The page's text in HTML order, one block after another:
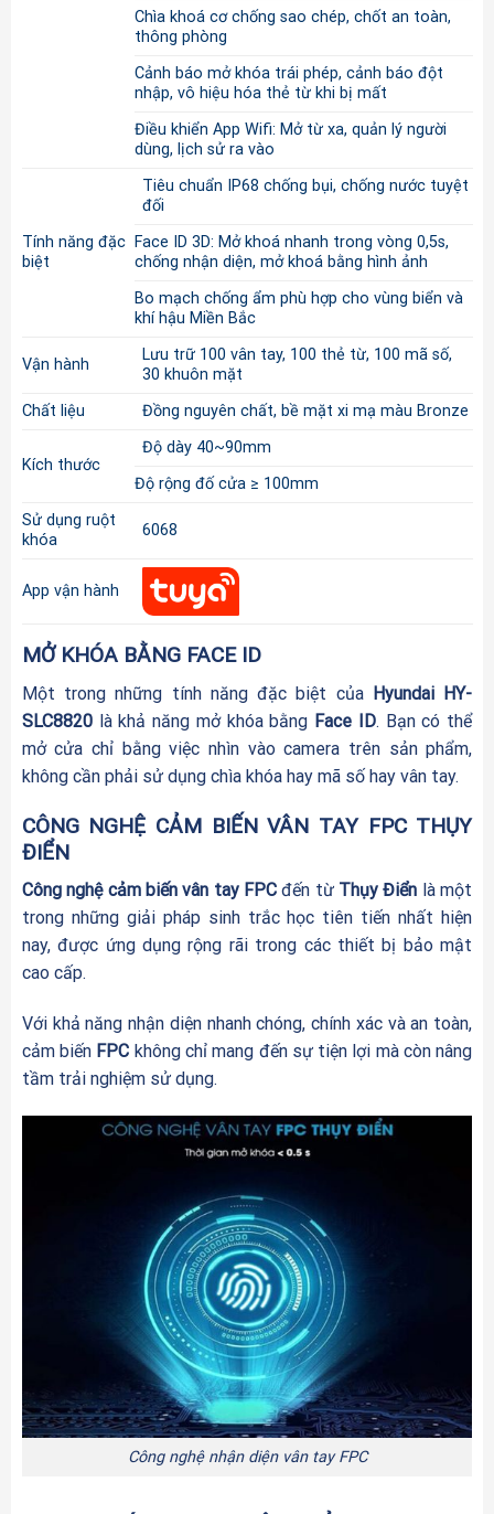
Chìa khoá cơ chống sao chép, chốt an toàn,
thông phòng
Cảnh báo mở khóa trái phép, cảnh báo đột
nhập, vô hiệu hóa thẻ từ khi bị mất
Điều khiển App Wifi: Mở từ xa, quản lý người
dùng, lịch sử ra vào
Tính năng đặc
biệt
Tiêu chuẩn IP68 chống bụi, chống nước tuyệt
đối
Face ID 3D: Mở khoá nhanh trong vòng 0,5s,
chống nhận diện, mở khoá bằng hình ảnh
Bo mạch chống ẩm phù hợp cho vùng biển và
khí hậu Miền Bắc
Vận hành
Lưu trữ 100 vân tay, 100 thẻ từ, 100 mã số,
30 khuôn mặt
Chất liệu
Đồng nguyên chất, bề mặt xi mạ màu Bronze
Kích thước
Độ dày 40~90mm
Độ rộng đố cửa ≥ 100mm
Sử dụng ruột
khóa
6068
App vận hành
MỞ KHÓA BẰNG FACE ID
Một trong những tính năng đặc biệt của HyundaiHY-
SLC8820là khả năng mở khóa bằng Face ID. Bạn có thể
mở cửa chỉ bằng việc nhìn vào camera trên sản phẩm,
không cần phải sử dụng chìa khóa hay mã số hay vân tay.
CÔNG NGHỆ CẢM BIẾN VÂN TAY FPC THỤY
ĐIỂN
Công nghệ cảm biến vân tay FPC đến từ Thụy Điển là một
trong những giải pháp sinh trắc học tiên tiến nhất hiện
nay, được ứng dụng rộng rãi trong các thiết bị bảo mật
cao cấp.
Với khả năng nhận diện nhanh chóng, chính xác và an toàn,
cảm biến FPC không chỉ mang đến sự tiện lợi mà còn nâng
tầm trải nghiệm sử dụng.
Công nghệ nhận diện vân tay FPC